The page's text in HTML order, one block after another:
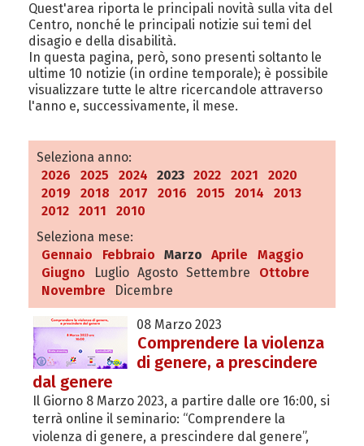
Quest'area riporta le principali novità sulla vita del
Centro, nonché le principali notizie sui temi del
disagio e della disabilità.
In questa pagina, però, sono presenti soltanto le
ultime 10 notizie (in ordine temporale); è possibile
visualizzare tutte le altre ricercandole attraverso
l'anno e, successivamente, il mese.
Seleziona anno:
2026
2025 2024 2023 2022 2021
2020
2019
2018 2017 2016 2015 2014
2013
2012
2011
2010
Seleziona mese:
Gennaio
Febbraio Marzo Aprile
Maggio
Giugno
Luglio Agosto Settembre
Ottobre
Novembre
Dicembre
08 Marzo 2023
Comprendere la violenza
di genere, a prescindere
dal genere
Il Giorno 8 Marzo 2023, a partire dalle ore 16:00, si
terrà online il seminario: “Comprendere la
violenza di genere, a prescindere dal genere”,